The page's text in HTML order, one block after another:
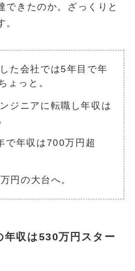
できたのか。ざっくりと
。
た会社では5年目で年
ょっと。
ジニアに転職し年収は
で年収は700万円超
円の大台へ。
年収は530万円スター